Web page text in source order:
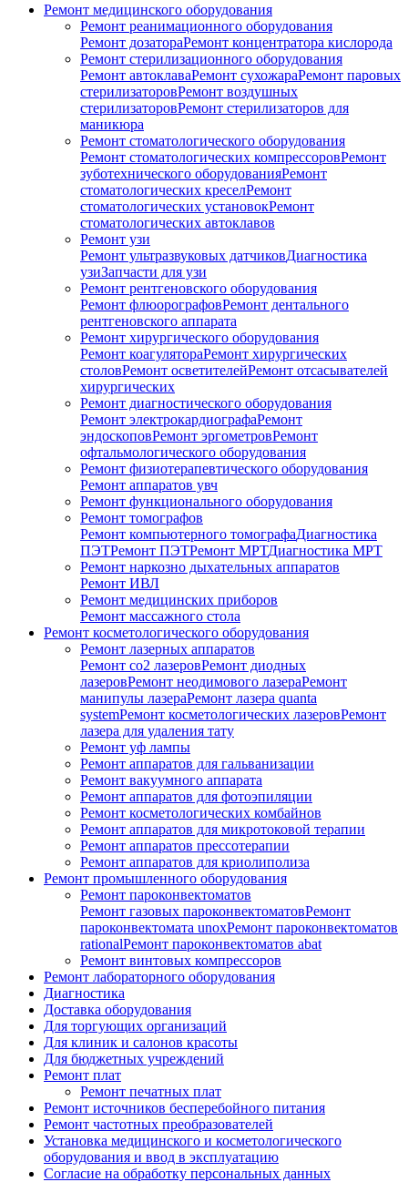
Ремонт медицинского оборудования
Ремонт реанимационного оборудования
Ремонт дозатораРемонт концентратора кислорода
Ремонт стерилизационного оборудования
Ремонт автоклаваРемонт сухожараРемонт паровых
стерилизаторовРемонт воздушных
стерилизаторовРемонт стерилизаторов для
маникюра
Ремонт стоматологического оборудования
Ремонт стоматологических компрессоровРемонт
зуботехнического оборудованияРемонт
стоматологических креселРемонт
стоматологических установокРемонт
стоматологических автоклавов
Ремонт узи
Ремонт ультразвуковых датчиковДиагностика
узиЗапчасти для узи
Ремонт рентгеновского оборудования
Ремонт флюорографовРемонт дентального
рентгеновского аппарата
Ремонт хирургического оборудования
Ремонт коагулятораРемонт хирургических
столовРемонт осветителейРемонт отсасывателей
хирургических
Ремонт диагностического оборудования
Ремонт электрокардиографаРемонт
эндоскоповРемонт эргометровРемонт
офтальмологического оборудования
Ремонт физиотерапевтического оборудования
Ремонт аппаратов увч
Ремонт функционального оборудования
Ремонт томографов
Ремонт компьютерного томографаДиагностика
ПЭТРемонт ПЭТРемонт МРТДиагностика МРТ
Ремонт наркозно дыхательных аппаратов
Ремонт ИВЛ
Ремонт медицинских приборов
Ремонт массажного стола
Ремонт косметологического оборудования
Ремонт лазерных аппаратов
Ремонт co2 лазеровРемонт диодных
лазеровРемонт неодимового лазераРемонт
манипулы лазераРемонт лазера quanta
systemРемонт косметологических лазеровРемонт
лазера для удаления тату
Ремонт уф лампы
Ремонт аппаратов для гальванизации
Ремонт вакуумного аппарата
Ремонт аппаратов для фотоэпиляции
Ремонт косметологических комбайнов
Ремонт аппаратов для микротоковой терапии
Ремонт аппаратов прессотерапии
Ремонт аппаратов для криолиполиза
Ремонт промышленного оборудования
Ремонт пароконвектоматов
Ремонт газовых пароконвектоматовРемонт
пароконвектомата unoxРемонт пароконвектоматов
rationalРемонт пароконвектоматов abat
Ремонт винтовых компрессоров
Ремонт лабораторного оборудования
Диагностика
Доставка оборудования
Для торгующих организаций
Для клиник и салонов красоты
Для бюджетных учреждений
Ремонт плат
Ремонт печатных плат
Ремонт источников бесперебойного питания
Ремонт частотных преобразователей
Установка медицинского и косметологического
оборудования и ввод в эксплуатацию
Согласие на обработку персональных данных